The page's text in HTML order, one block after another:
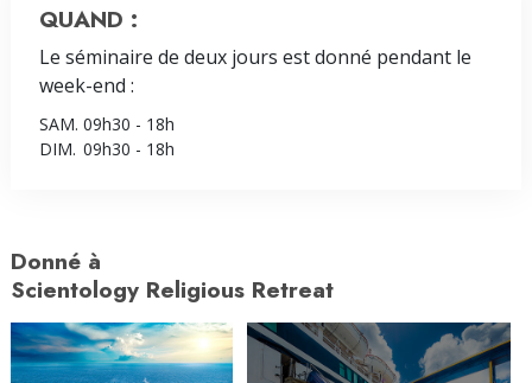
QUAND :
Le séminaire de deux jours est donné pendant le
week-end :
SAM. 09h30 - 18h
DIM. 09h30 - 18h
Donné à
Scientology Religious Retreat